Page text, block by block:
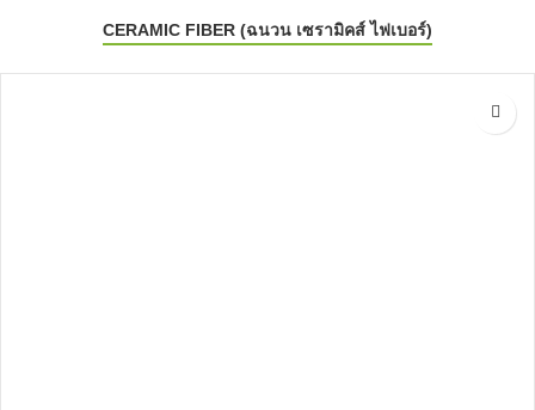
CERAMIC FIBER (ฉนวน เซรามิคส์ ไฟเบอร์)